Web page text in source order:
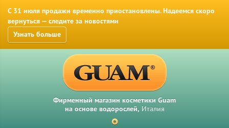
С 31 июля продажи временно приостановлены. Надеемся скоро
вернуться — следите за новостями
Узнать больше
Фирменный магазин косметики Guam
на основе водорослей, Италия